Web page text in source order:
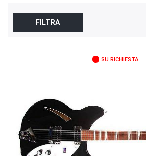
FILTRA
SU RICHIESTA